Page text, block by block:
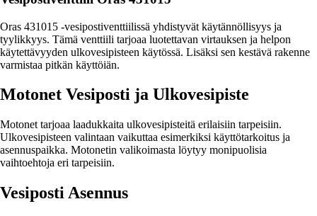
Oras 431015 -vesipostiventtiilissä yhdistyvät käytännöllisyys ja
tyylikkyys. Tämä venttiili tarjoaa luotettavan virtauksen ja helpon
käytettävyyden ulkovesipisteen käytössä. Lisäksi sen kestävä rakenne
varmistaa pitkän käyttöiän.
Motonet Vesiposti ja Ulkovesipiste
Motonet tarjoaa laadukkaita ulkovesipisteitä erilaisiin tarpeisiin.
Ulkovesipisteen valintaan vaikuttaa esimerkiksi käyttötarkoitus ja
asennuspaikka. Motonetin valikoimasta löytyy monipuolisia
vaihtoehtoja eri tarpeisiin.
Vesiposti Asennus